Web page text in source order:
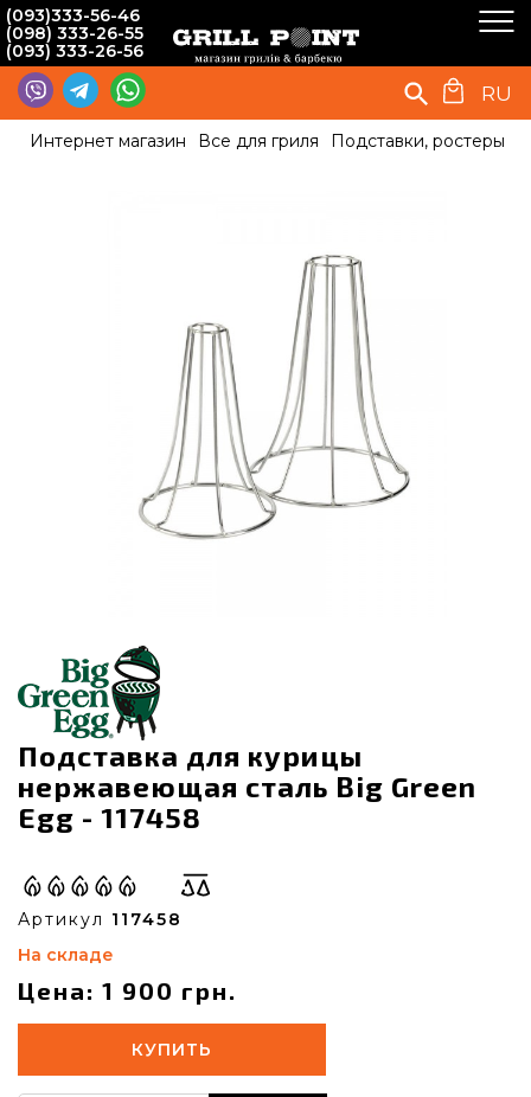
(093)333-56-46
(098) 333-26-55
(093) 333-26-56
RU
Интернет магазин Все для гриля Подставки, ростеры
Подставка для курицы
нержавеющая сталь Big Green
Egg - 117458
Артикул 117458
На складе
Цена: 1 900 грн.
КУПИТЬ